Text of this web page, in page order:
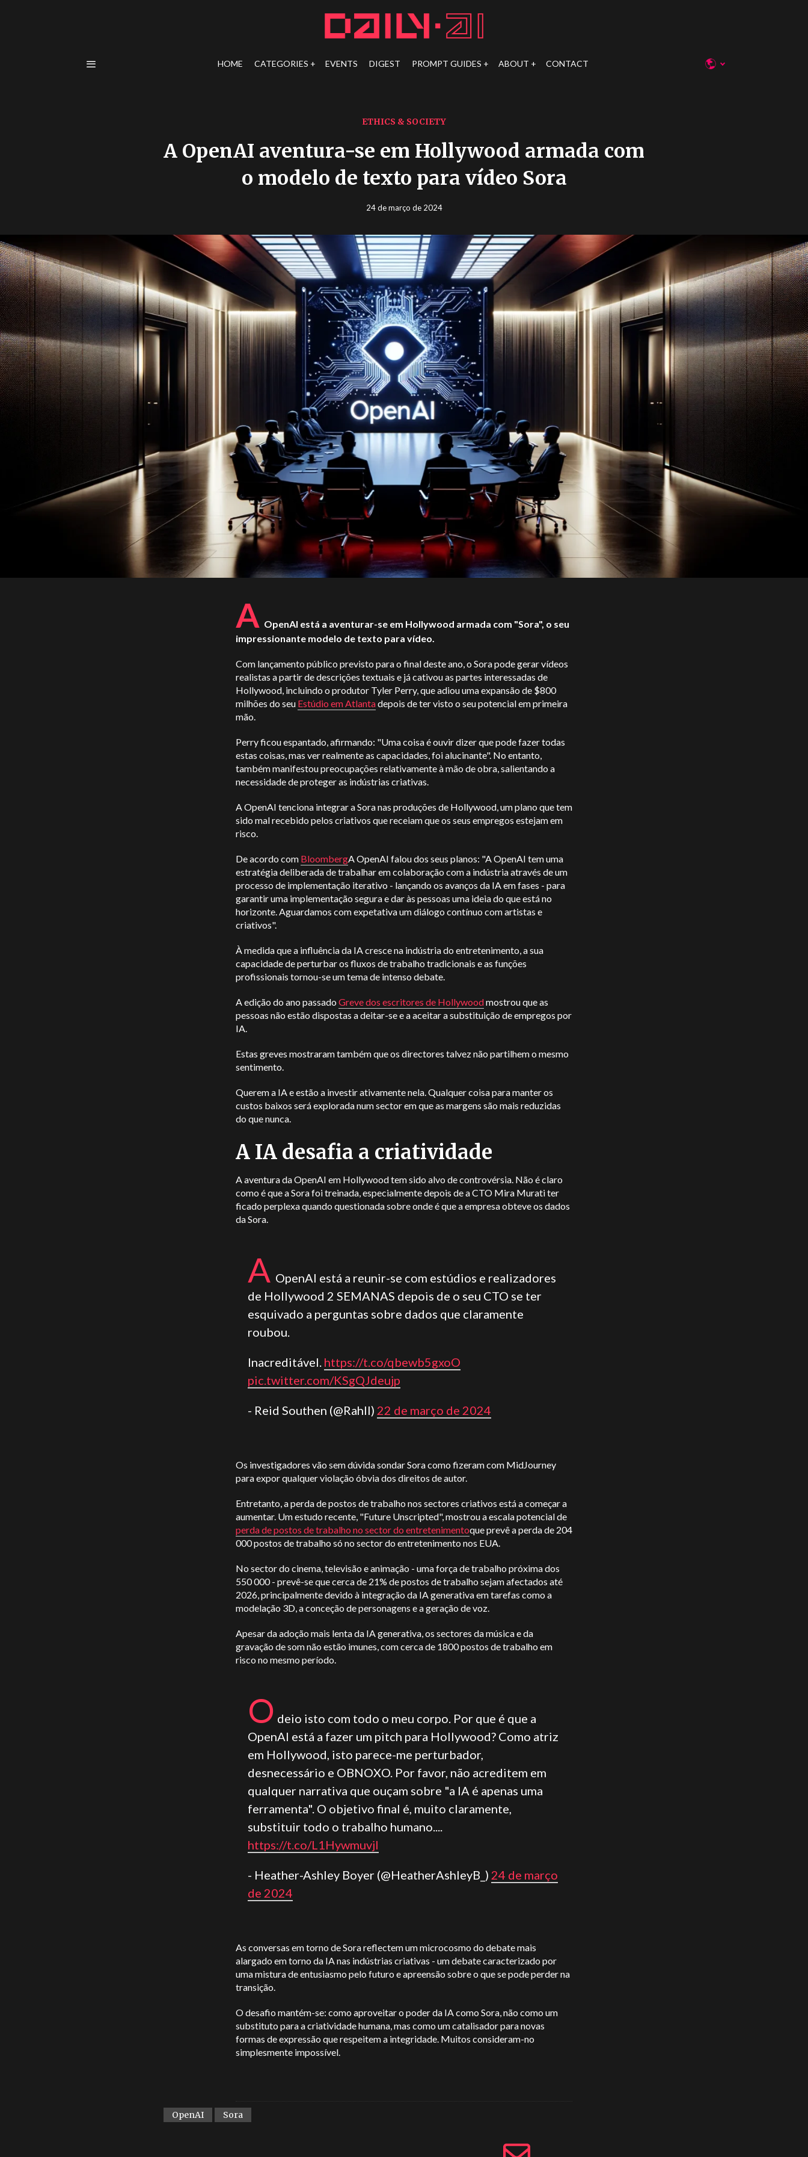
HOME CATEGORIES EVENTS DIGEST PROMPT GUIDES ABOUT CONTACT
ETHICS & SOCIETY
A OpenAI aventura-se em Hollywood armada com
o modelo de texto para vídeo Sora
24 de março de 2024
A OpenAI está a aventurar-se em Hollywood armada com "Sora", o seu
impressionante modelo de texto para vídeo.
Com lançamento público previsto para o final deste ano, o Sora pode gerar vídeos
realistas a partir de descrições textuais e já cativou as partes interessadas de
Hollywood, incluindo o produtor Tyler Perry, que adiou uma expansão de $800
milhões do seu Estúdio em Atlantadepois de ter visto o seu potencial em primeira
mão.
Perry ficou espantado, afirmando: "Uma coisa é ouvir dizer que pode fazer todas
estas coisas, mas ver realmente as capacidades, foi alucinante". No entanto,
também manifestou preocupações relativamente à mão de obra, salientando a
necessidade de proteger as indústrias criativas.
A OpenAI tenciona integrar a Sora nas produções de Hollywood, um plano que tem
sido mal recebido pelos criativos que receiam que os seus empregos estejam em
risco.
De acordo com BloombergA OpenAI falou dos seus planos: "A OpenAI tem uma
estratégia deliberada de trabalhar em colaboração com a indústria através de um
processo de implementação iterativo - lançando os avanços da IA em fases - para
garantir uma implementação segura e dar às pessoas uma ideia do que está no
horizonte. Aguardamos com expetativa um diálogo contínuo com artistas e
criativos".
À medida que a influência da IA cresce na indústria do entretenimento, a sua
capacidade de perturbar os fluxos de trabalho tradicionais e as funções
profissionais tornou-se um tema de intenso debate.
A edição do ano passado Greve dos escritores de Hollywoodmostrou que as
pessoas não estão dispostas a deitar-se e a aceitar a substituição de empregos por
IA.
Estas greves mostraram também que os directores talvez não partilhem o mesmo
sentimento.
Querem a IA e estão a investir ativamente nela. Qualquer coisa para manter os
custos baixos será explorada num sector em que as margens são mais reduzidas
do que nunca.
A IA desafia a criatividade
A aventura da OpenAI em Hollywood tem sido alvo de controvérsia. Não é claro
como é que a Sora foi treinada, especialmente depois de a CTO Mira Murati ter
ficado perplexa quando questionada sobre onde é que a empresa obteve os dados
da Sora.
A OpenAI está a reunir-se com estúdios e realizadores
de Hollywood 2 SEMANAS depois de o seu CTO se ter
esquivado a perguntas sobre dados que claramente
roubou.
Inacreditável. https://t.co/qbewb5gxoO
pic.twitter.com/KSgQJdeujp
- Reid Southen (@Rahll) 22 de março de 2024
Os investigadores vão sem dúvida sondar Sora como fizeram com MidJourney
para expor qualquer violação óbvia dos direitos de autor.
Entretanto, a perda de postos de trabalho nos sectores criativos está a começar a
aumentar. Um estudo recente, "Future Unscripted", mostrou a escala potencial de
perda de postos de trabalho no sector do entretenimentoque prevê a perda de 204
000 postos de trabalho só no sector do entretenimento nos EUA.
No sector do cinema, televisão e animação - uma força de trabalho próxima dos
550 000 - prevê-se que cerca de 21% de postos de trabalho sejam afectados até
2026, principalmente devido à integração da IA generativa em tarefas como a
modelação 3D, a conceção de personagens e a geração de voz.
Apesar da adoção mais lenta da IA generativa, os sectores da música e da
gravação de som não estão imunes, com cerca de 1800 postos de trabalho em
risco no mesmo período.
O deio isto com todo o meu corpo. Por que é que a
OpenAI está a fazer um pitch para Hollywood? Como atriz
em Hollywood, isto parece-me perturbador,
desnecessário e OBNOXO. Por favor, não acreditem em
qualquer narrativa que ouçam sobre "a IA é apenas uma
ferramenta". O objetivo final é, muito claramente,
substituir todo o trabalho humano....
https://t.co/L1HywmuvjI
- Heather-Ashley Boyer (@HeatherAshleyB_) 24 de março
de 2024
As conversas em torno de Sora reflectem um microcosmo do debate mais
alargado em torno da IA nas indústrias criativas - um debate caracterizado por
uma mistura de entusiasmo pelo futuro e apreensão sobre o que se pode perder na
transição.
O desafio mantém-se: como aproveitar o poder da IA como Sora, não como um
substituto para a criatividade humana, mas como um catalisador para novas
formas de expressão que respeitem a integridade. Muitos consideram-no
simplesmente impossível.
OpenAI Sora